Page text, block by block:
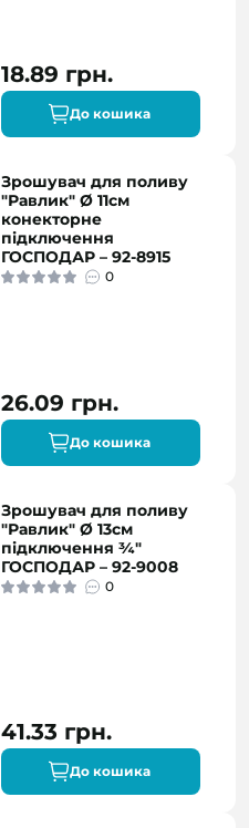
18.89 грн.
До кошика
Зрошувач для поливу
"Равлик" Ø 11см
конекторне
підключення
ГОСПОДАР – 92-8915
0
26.09 грн.
До кошика
Зрошувач для поливу
"Равлик" Ø 13см
підключення ¾"
ГОСПОДАР – 92-9008
0
41.33 грн.
До кошика